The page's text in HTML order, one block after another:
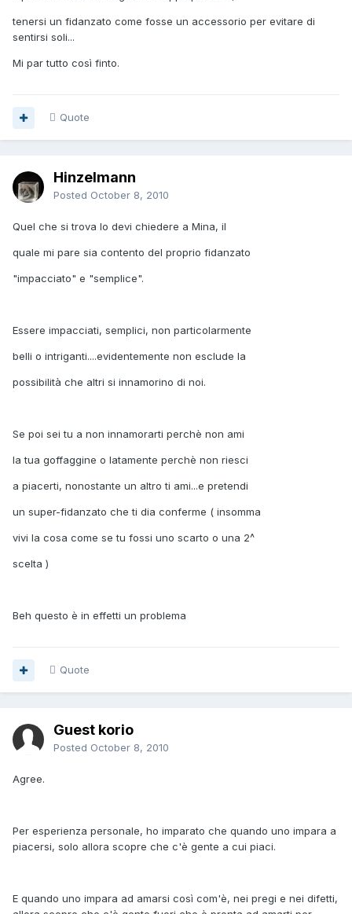
tenersi un fidanzato come fosse un accessorio per evitare di
sentirsi soli...
Mi par tutto così finto.
Quote
Hinzelmann
Posted October 8, 2010
Quel che si trova lo devi chiedere a Mina, il
quale mi pare sia contento del proprio fidanzato
"impacciato" e "semplice".
Essere impacciati, semplici, non particolarmente
belli o intriganti....evidentemente non esclude la
possibilità che altri si innamorino di noi.
Se poi sei tu a non innamorarti perchè non ami
la tua goffaggine o latamente perchè non riesci
a piacerti, nonostante un altro ti ami...e pretendi
un super-fidanzato che ti dia conferme ( insomma
vivi la cosa come se tu fossi uno scarto o una 2^
scelta )
Beh questo è in effetti un problema
Quote
Guest korio
Posted October 8, 2010
Agree.
Per esperienza personale, ho imparato che quando uno impara a
piacersi, solo allora scopre che c'è gente a cui piaci.
E quando uno impara ad amarsi così com'è, nei pregi e nei difetti,